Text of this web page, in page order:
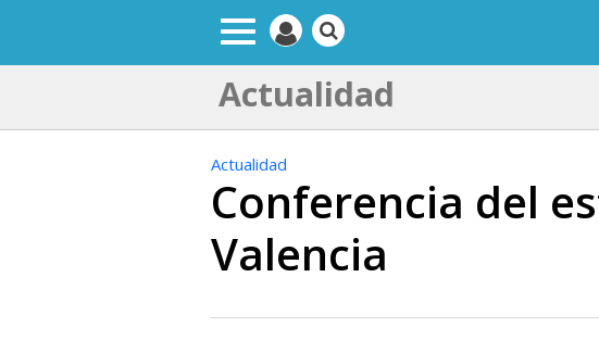
Actualidad
Actualidad
Conferencia del
Valencia